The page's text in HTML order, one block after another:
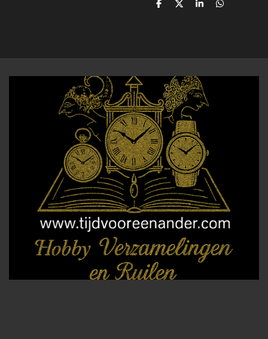
D
D
S
D